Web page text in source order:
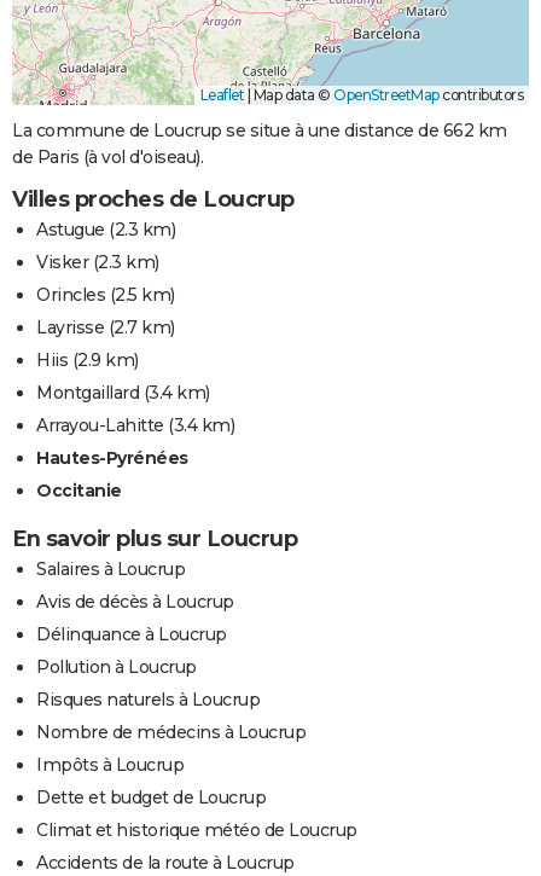
Leaflet |Map data © OpenStreetMapcontributors
La commune de Loucrup se situe à une distance de 662 km
de Paris (à vol d'oiseau).
Villes proches de Loucrup
Astugue (2.3 km)
Visker(2.3 km)
Orincles (2.5 km)
Layrisse (2.7 km)
Hiis (2.9 km)
Montgaillard (3.4 km)
Arrayou-Lahitte (3.4 km)
Hautes-Pyrénées
Occitanie
En savoir plus sur Loucrup
Salaires à Loucrup
Avis de décès à Loucrup
Délinquance à Loucrup
Pollution à Loucrup
Risques naturels à Loucrup
Nombre de médecins à Loucrup
Impôts à Loucrup
Dette et budget de Loucrup
Climat et historique météo de Loucrup
Accidents de la route à Loucrup